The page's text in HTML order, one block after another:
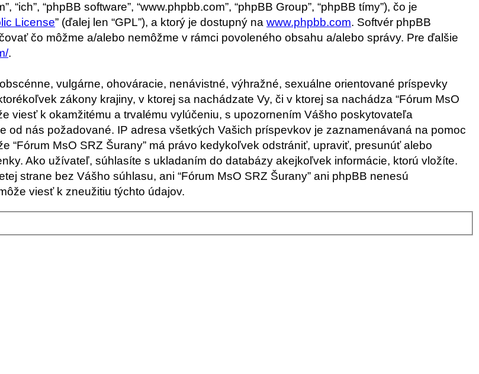
“phpBB software”, “www.phpbb.com”, “phpBB Group”, “phpBB tímy”), čo je
License” (ďalej len “GPL”), a ktorý je dostupný na www.phpbb.com. Softvér phpBB
čo môžme a/alebo nemôžme v rámci povoleného obsahu a/alebo správy. Pre ďalšie
.
vulgárne, ohováracie, nenávistné, výhražné, sexuálne orientované príspevky
zákony krajiny, v ktorej sa nachádzate Vy, či v ktorej sa nachádza “Fórum MsO
viesť k okamžitému a trvalému vylúčeniu, s upozornením Vášho poskytovateľa
od nás požadované. IP adresa všetkých Vašich príspevkov je zaznamenávaná na pomoc
“Fórum MsO SRZ Šurany” má právo kedykoľvek odstrániť, upraviť, presunúť alebo
Ako užívateľ, súhlasíte s ukladaním do databázy akejkoľvek informácie, ktorú vložíte.
strane bez Vášho súhlasu, ani “Fórum MsO SRZ Šurany” ani phpBB nenesú
viesť k zneužitiu týchto údajov.